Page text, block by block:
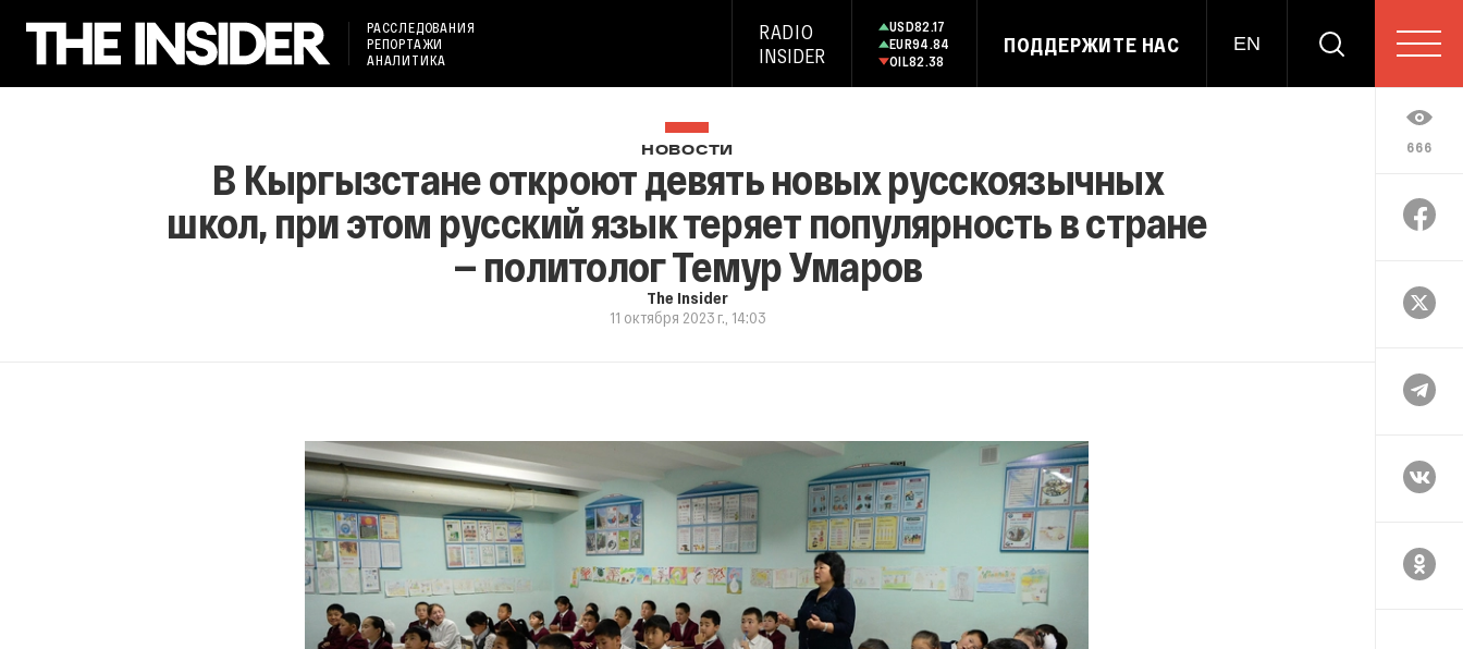
РАССЛЕДОВАНИЯ
РЕПОРТАЖИ
АНАЛИТИКА
RADIO
INSIDER
USD82.17
EUR94.84
OIL82.38
ПОДДЕРЖИТЕ НАС EN
666
НОВОСТИ
В Кыргызстане откроют девять новых русскоязычных
школ, при этом русский язык теряет популярность в стране
— политолог Темур Умаров
The Insider
11 октября 2023 г., 14:03